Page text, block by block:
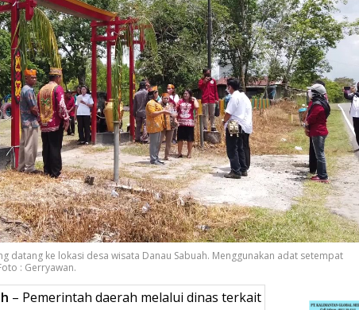
datang ke lokasi desa wisata Danau Sabuah. Menggunakan adat setempat
: Gerryawan.
– Pemerintah daerah melalui dinas terkait